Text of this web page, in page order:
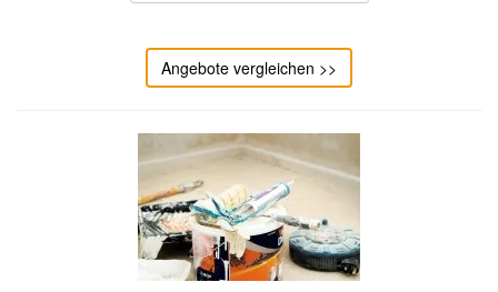
Angebote vergleichen >>